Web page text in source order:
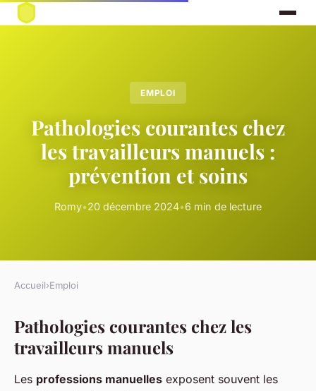
EMPLOI
Pathologies courantes chez
les travailleurs manuels :
prévention et soins
Romy•20 décembre 2024•6 min de lecture
Accueil›Emploi
Pathologies courantes chez les
travailleurs manuels
Les professions manuelles exposent souvent les